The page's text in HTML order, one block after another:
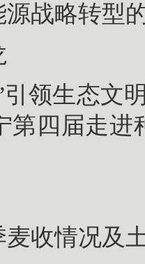
源战略转型
引领生态文
四届走进
麦收情况及